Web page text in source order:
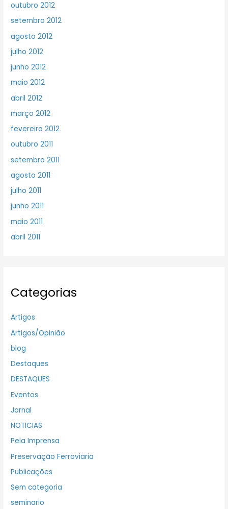
outubro 2012
setembro 2012
agosto 2012
julho 2012
junho 2012
maio 2012
abril 2012
março 2012
fevereiro 2012
outubro 2011
setembro 2011
agosto 2011
julho 2011
junho 2011
maio 2011
abril 2011
Categorias
Artigos
Artigos/Opinião
blog
Destaques
DESTAQUES
Eventos
Jornal
NOTICIAS
Pela Imprensa
Preservação Ferroviaria
Publicações
Sem categoria
seminario